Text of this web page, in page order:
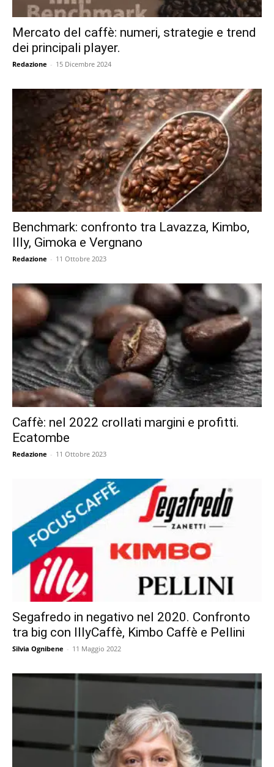
Mercato del caffè: numeri, strategie e trend
dei principali player.
Redazione - 15 Dicembre 2024
Benchmark: confronto tra Lavazza, Kimbo,
Illy, Gimoka e Vergnano
Redazione - 11 Ottobre 2023
Caffè: nel 2022 crollati margini e profitti.
Ecatombe
Redazione - 11 Ottobre 2023
Segafredo in negativo nel 2020. Confronto
tra big con IllyCaffè, Kimbo Caffè e Pellini
Silvia Ognibene - 11 Maggio 2022